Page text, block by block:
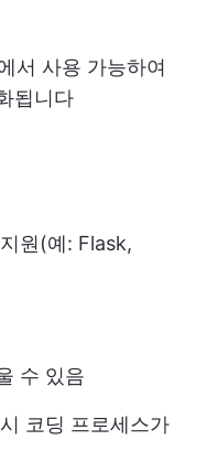
서 사용 가능하여
됩니다
원(예: Flask,
수 있음
코딩 프로세스가